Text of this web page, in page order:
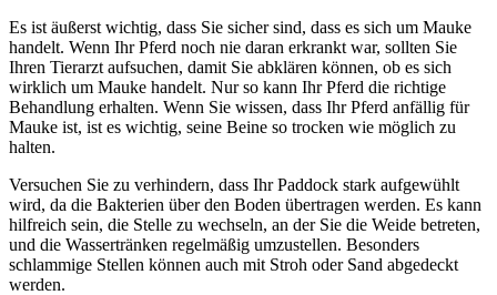
Es ist äußerst wichtig, dass Sie sicher sind, dass es sich um Mauke
handelt. Wenn Ihr Pferd noch nie daran erkrankt war, sollten Sie
Ihren Tierarzt aufsuchen, damit Sie abklären können, ob es sich
wirklich um Mauke handelt. Nur so kann Ihr Pferd die richtige
Behandlung erhalten. Wenn Sie wissen, dass Ihr Pferd anfällig für
Mauke ist, ist es wichtig, seine Beine so trocken wie möglich zu
halten.
Versuchen Sie zu verhindern, dass Ihr Paddock stark aufgewühlt
wird, da die Bakterien über den Boden übertragen werden. Es kann
hilfreich sein, die Stelle zu wechseln, an der Sie die Weide betreten,
und die Wassertränken regelmäßig umzustellen. Besonders
schlammige Stellen können auch mit Stroh oder Sand abgedeckt
werden.